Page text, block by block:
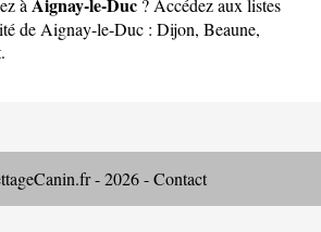
à
? Accédez aux listes
de Aignay-le-Duc : Dijon, Beaune,
.
- 2026 -Contact